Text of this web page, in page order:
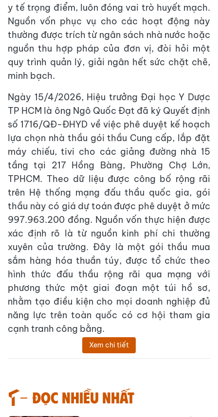
y tế trọng điểm, luôn đóng vai trò huyết mạch.
Nguồn vốn phục vụ cho các hoạt động này
thường được trích từ ngân sách nhà nước hoặc
nguồn thu hợp pháp của đơn vị, đòi hỏi một
quy trình quản lý, giải ngân hết sức chặt chẽ,
minh bạch.
Ngày 15/4/2026, Hiệu trưởng Đại học Y Dược
TP HCM là ông Ngô Quốc Đạt đã ký Quyết định
số 1716/QĐ-ĐHYD về việc phê duyệt kế hoạch
lựa chọn nhà thầu gói thầu Cung cấp, lắp đặt
máy chiếu, tivi cho các giảng đường nhà 15
tầng tại 217 Hồng Bàng, Phường Chợ Lớn,
TPHCM. Theo dữ liệu được công bố rộng rãi
trên Hệ thống mạng đấu thầu quốc gia, gói
thầu này có giá dự toán được phê duyệt ở mức
997.963.200 đồng. Nguồn vốn thực hiện được
xác định rõ là từ nguồn kinh phí chi thường
xuyên của trường. Đây là một gói thầu mua
sắm hàng hóa thuần túy, được tổ chức theo
hình thức đấu thầu rộng rãi qua mạng với
phương thức một giai đoạn một túi hồ sơ,
nhằm tạo điều kiện cho mọi doanh nghiệp đủ
năng lực trên toàn quốc có cơ hội tham gia
cạnh tranh công bằng.
Xem chi tiết
Đọc nhiều nhất